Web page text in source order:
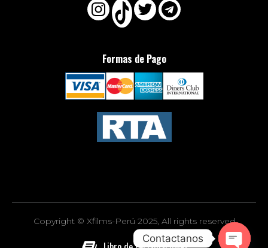
Formas de Pago
Copyright © Xfilms-Perú 2025, All rights reserved
Contactanos